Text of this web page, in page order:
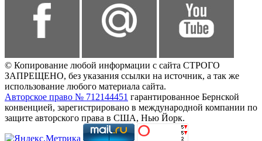
© Копирование любой информации с сайта СТРОГО
ЗАПРЕЩЕНО, без указания ссылки на источник, а так же
использование любого материала сайта.
Авторское право № 712144451 гарантированное Бернской
конвенцией, зарегистрировано в международной компании по
защите авторского права в США, Нью Йорк.